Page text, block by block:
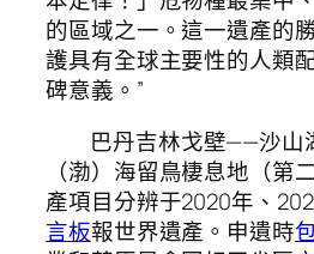
的區域之一。這一遺產的
護具有全球主要性的人類
碑意義。”
巴丹吉林戈壁——沙山
（渤）海留鳥棲息地（第
產項目分辨于2020年、
言板報世界遺產。申遺時